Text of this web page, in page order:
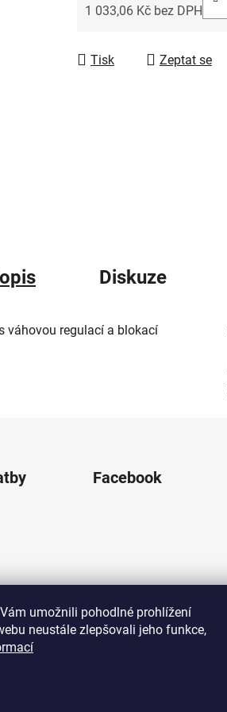
umožnili pohodlné prohlížení
neustále zlepšovali jeho funkce,
1 033,06 Kč bez DPH
Tisk Zeptat se
Diskuze
váhovou regulací a blokací
Facebook